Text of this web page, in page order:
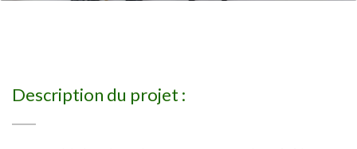
Description du projet :